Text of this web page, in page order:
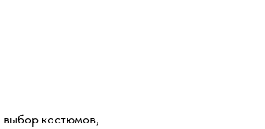
выбор костюмов,